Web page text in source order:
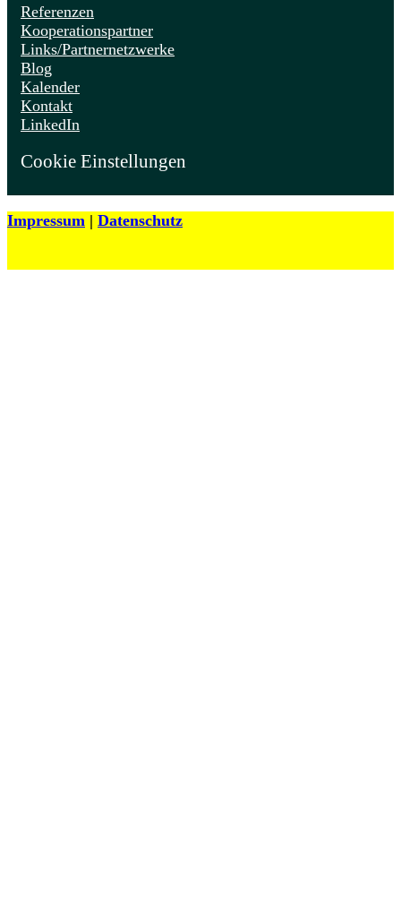
Referenzen
Kooperationspartner
Links/Partnernetzwerke
Blog
Kalender
Kontakt
LinkedIn
Cookie Einstellungen
Impressum | Datenschutz